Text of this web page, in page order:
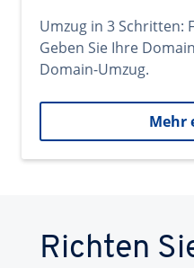
Umzug in 3 Schritten:
Geben Sie Ihre
Domain-Umzug.
Mehr
Richten